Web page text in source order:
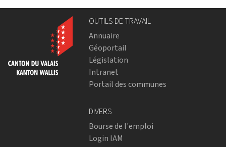
OUTILS DE TRAVAIL
Annuaire
Géoportail
Législation
Intranet
Portail des communes
DIVERS
Bourse de l'emploi
Login IAM